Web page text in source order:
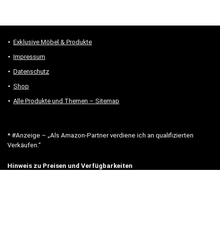
Exklusive Möbel & Produkte
Impressum
Datenschutz
Shop
Alle Produkte und Themen – Sitemap
* #Anzeige – „Als Amazon-Partner verdiene ich an qualifizierten
Verkäufen.“
Hinweis zu Preisen und Verfügbarkeiten